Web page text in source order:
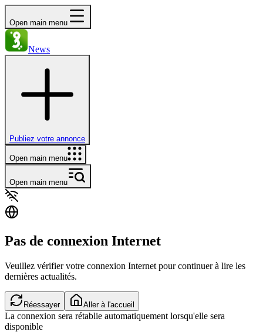
Open main menu
News
Publiez votre annonce
Open main menu
Open main menu
Pas de connexion Internet
Veuillez vérifier votre connexion Internet pour continuer à lire les
dernières actualités.
Réessayer Aller à l'accueil
La connexion sera rétablie automatiquement lorsqu'elle sera
disponible